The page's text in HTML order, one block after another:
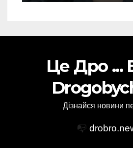
Це Дро ...
Дізнайся новини
📭